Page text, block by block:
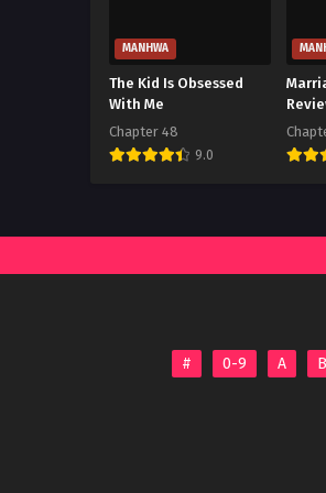
November 18, 2024
Chapter 33
November 18, 2024
November 18, 2024
MANHWA
The Kid Is Obsessed
With Me
Chapter 48
9.0
# 0-9 A B